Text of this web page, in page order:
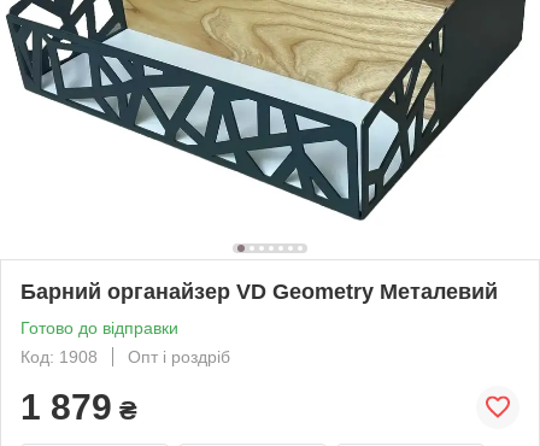
Барний органайзер VD Geometry Металевий
Готово до відправки
Код: 1908
Опт і роздріб
1 879 ₴